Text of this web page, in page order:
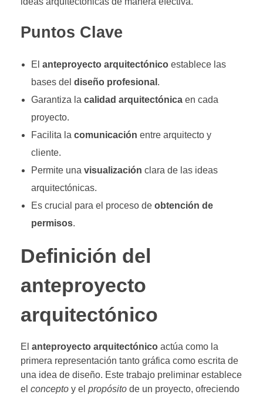
Puntos Clave
El anteproyecto arquitectónicoestablece las
bases del diseño profesional .
Garantiza la calidad arquitectónicaen cada
proyecto.
Facilita la comunicación entre arquitecto y
cliente.
Permite una visualización clara de las ideas
arquitectónicas.
Es crucial para el proceso de obtención de
permisos.
Definición del
anteproyecto
arquitectónico
El anteproyecto arquitectónico actúa como la
primera representación tanto gráfica como escrita de
una idea de diseño. Este trabajo preliminar establece
el concepto y el propósito de un proyecto, ofreciendo